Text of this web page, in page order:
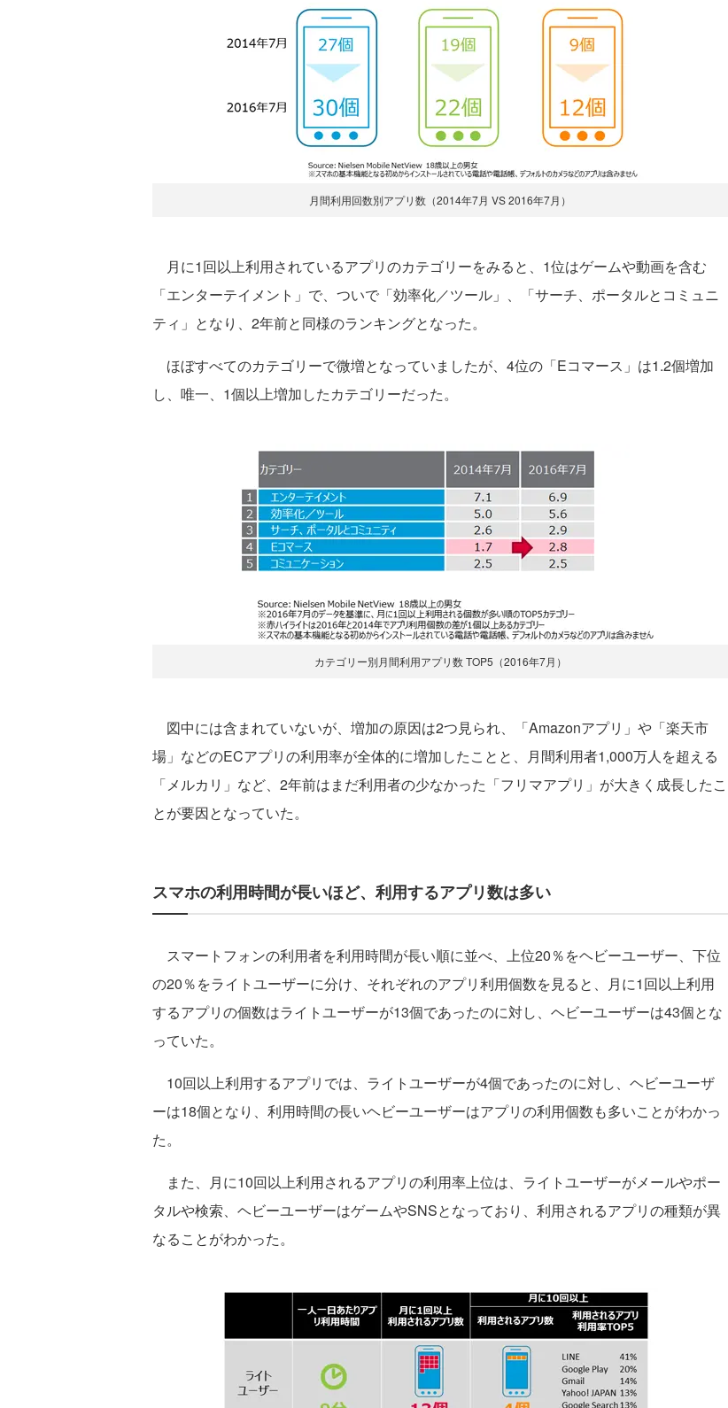
月間利用回数別アプリ数（2014年7月 VS 2016年7月）
月に1回以上利用されているアプリのカテゴリーをみると、1位はゲームや動画を含む
「エンターテイメント」で、ついで「効率化／ツール」、「サーチ、ポータルとコミュニ
ティ」となり、2年前と同様のランキングとなった。
ほぼすべてのカテゴリーで微増となっていましたが、4位の「Eコマース」は1.2個増加
し、唯一、1個以上増加したカテゴリーだった。
カテゴリー別月間利用アプリ数 TOP5（2016年7月）
図中には含まれていないが、増加の原因は2つ見られ、「Amazonアプリ」や「楽天市
場」などのECアプリの利用率が全体的に増加したことと、月間利用者1,000万人を超える
「メルカリ」など、2年前はまだ利用者の少なかった「フリマアプリ」が大きく成長したこ
とが要因となっていた。
スマホの利用時間が長いほど、利用するアプリ数は多い
スマートフォンの利用者を利用時間が長い順に並べ、上位20％をヘビーユーザー、下位
の20％をライトユーザーに分け、それぞれのアプリ利用個数を見ると、月に1回以上利用
するアプリの個数はライトユーザーが13個であったのに対し、ヘビーユーザーは43個とな
っていた。
10回以上利用するアプリでは、ライトユーザーが4個であったのに対し、ヘビーユーザ
ーは18個となり、利用時間の長いヘビーユーザーはアプリの利用個数も多いことがわかっ
た。
また、月に10回以上利用されるアプリの利用率上位は、ライトユーザーがメールやポー
タルや検索、ヘビーユーザーはゲームやSNSとなっており、利用されるアプリの種類が異
なることがわかった。